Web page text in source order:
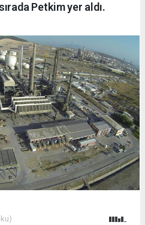
Petkim yer aldı.